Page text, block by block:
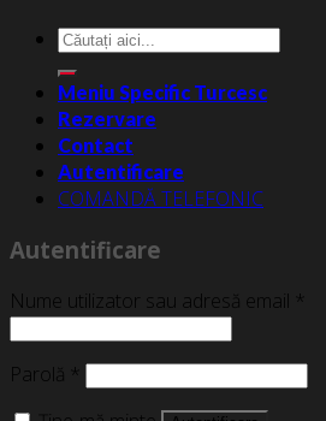
Caută
după:
Meniu Specific Turcesc
Rezervare
Contact
Autentificare
COMANDĂ TELEFONIC
Autentificare
Nume utilizator sau adresă email *
Parolă *